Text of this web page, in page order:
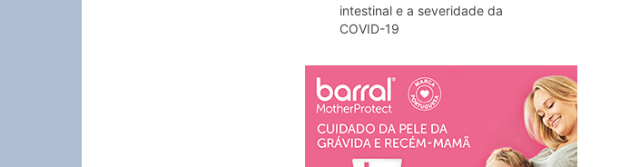
intestinal e a severidade da
COVID-19